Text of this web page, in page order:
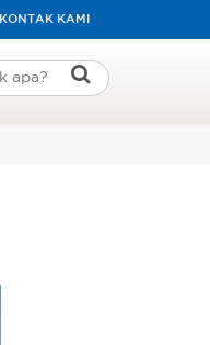
KONTAK KAMI